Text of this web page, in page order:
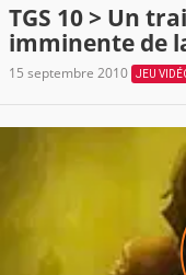
TGS 10 > Un
imminente de
15 septembre 2010 JEU